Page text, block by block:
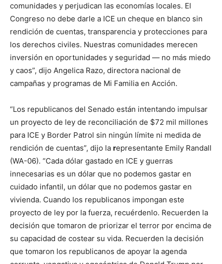
comunidades y perjudican las economías locales. El
Congreso no debe darle a ICE un cheque en blanco sin
rendición de cuentas, transparencia y protecciones para
los derechos civiles. Nuestras comunidades merecen
inversión en oportunidades y seguridad — no más miedo
y caos”, dijo Angelica Razo, directora nacional de
campañas y programas de Mi Familia en Acción.
“Los republicanos del Senado están intentando impulsar
un proyecto de ley de reconciliación de $72 mil millones
para ICE y Border Patrol sin ningún límite ni medida de
rendición de cuentas”, dijo la representante Emily Randall
(WA-06). “Cada dólar gastado en ICE y guerras
innecesarias es un dólar que no podemos gastar en
cuidado infantil, un dólar que no podemos gastar en
vivienda. Cuando los republicanos impongan este
proyecto de ley por la fuerza, recuérdenlo. Recuerden la
decisión que tomaron de priorizar el terror por encima de
su capacidad de costear su vida. Recuerden la decisión
que tomaron los republicanos de apoyar la agenda